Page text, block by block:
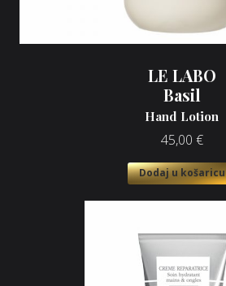
LE LABO
Basil
Hand Lotion
45,00 €
Dodaj u košaricu